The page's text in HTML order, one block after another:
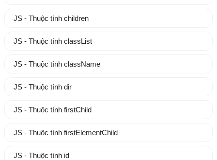
JS - Thuộc tính children
JS - Thuộc tính classList
JS - Thuộc tính className
JS - Thuộc tính dir
JS - Thuộc tính firstChild
JS - Thuộc tính firstElementChild
JS - Thuộc tính id